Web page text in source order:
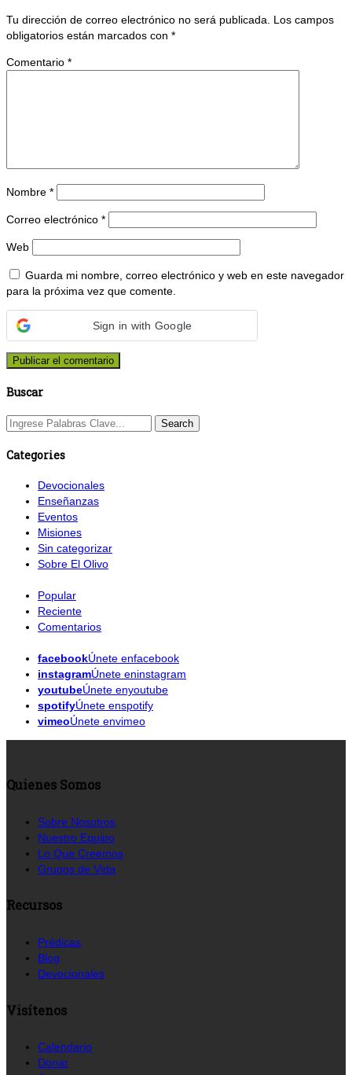
Tu dirección de correo electrónico no será publicada.
Los campos
obligatorios están marcados con *
Comentario *
Nombre *
Correo electrónico *
Web
Guarda mi nombre, correo electrónico y web en este navegador
para la próxima vez que comente.
Sign in with Google
Buscar
Categories
Devocionales
Enseñanzas
Eventos
Misiones
Sin categorizar
Sobre El Olivo
Popular
Reciente
Comentarios
facebookÚnete enfacebook
instagramÚnete eninstagram
youtubeÚnete enyoutube
spotifyÚnete enspotify
vimeoÚnete envimeo
Quienes Somos
Sobre Nosotros
Nuestro Equipo
Lo Que Creemos
Grupos de Vida
Recursos
Prédicas
Blog
Devocionales
Visítenos
Calendario
Donar